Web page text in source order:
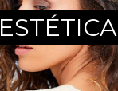
ESTÉTICA